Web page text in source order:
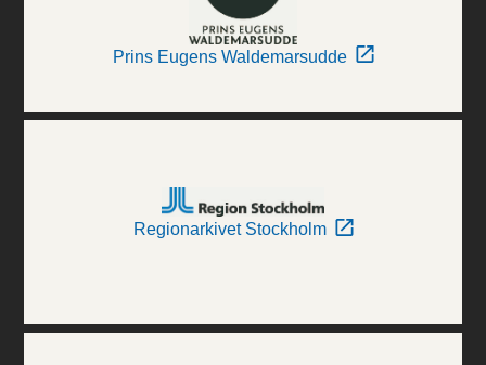
Prins Eugens Waldemarsudde
Regionarkivet Stockholm